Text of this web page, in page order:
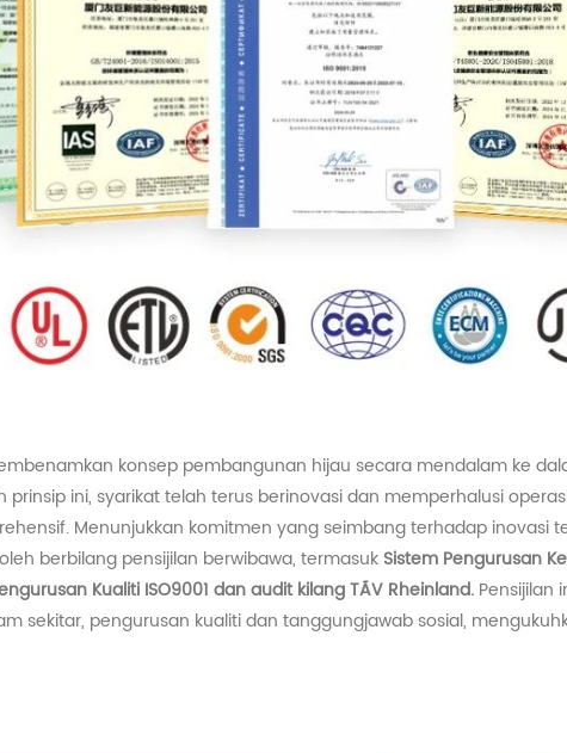
konsep pembangunan hijau secara mendalam ke
ini, syarikat telah terus berinovasi dan memperhalusi
Menunjukkan komitmen yang seimbang terhadap
berbilang pensijilan berwibawa, termasuk Sistem Pengurusan
Kualiti ISO9001 dan audit kilang TÃV Rheinland. Pensijilan
sekitar, pengurusan kualiti dan tanggungjawab sosial,